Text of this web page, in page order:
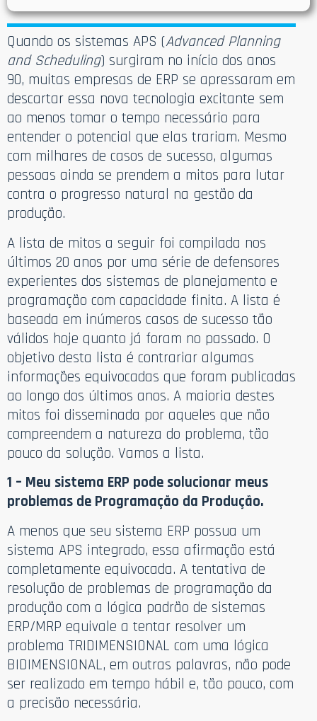
Quando os sistemas APS (Advanced Planning
and Scheduling) surgiram no início dos anos
90, muitas empresas de ERP se apressaram em
descartar essa nova tecnologia excitante sem
ao menos tomar o tempo necessário para
entender o potencial que elas trariam. Mesmo
com milhares de casos de sucesso, algumas
pessoas ainda se prendem a mitos para lutar
contra o progresso natural na gestão da
produção.
A lista de mitos a seguir foi compilada nos
últimos 20 anos por uma série de defensores
experientes dos sistemas de planejamento e
programação com capacidade finita. A lista é
baseada em inúmeros casos de sucesso tão
válidos hoje quanto já foram no passado. O
objetivo desta lista é contrariar algumas
informações equivocadas que foram publicadas
ao longo dos últimos anos. A maioria destes
mitos foi disseminada por aqueles que não
compreendem a natureza do problema, tão
pouco da solução. Vamos a lista.
1 – Meu sistema ERP pode solucionar meus
problemas de Programação da Produção.
A menos que seu sistema ERP possua um
sistema APS integrado, essa afirmação está
completamente equivocada. A tentativa de
resolução de problemas de programação da
produção com a lógica padrão de sistemas
ERP/MRP equivale a tentar resolver um
problema TRIDIMENSIONAL com uma lógica
BIDIMENSIONAL, em outras palavras, não pode
ser realizado em tempo hábil e, tão pouco, com
a precisão necessária.